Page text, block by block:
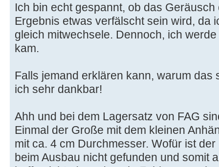
Ich bin echt gespannt, ob das
Ergebnis etwas verfälscht sein wird, da
gleich mitwechsele. Dennoch, ich
kam.
Falls jemand erklären kann, warum das
ich sehr dankbar!
Ahh und bei dem Lagersatz von FAG
Einmal der Große mit dem kleinen
mit ca. 4 cm Durchmesser. Wofür ist
beim Ausbau nicht gefunden und somit